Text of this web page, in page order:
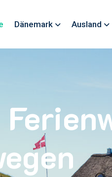
Dänemark Ausland